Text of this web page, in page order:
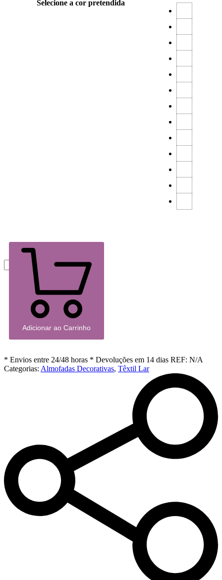
Selecione a cor pretendida
Adicionar ao Carrinho
* Envios entre 24/48 horas * Devoluções em 14 dias REF: N/A
Categorias: Almofadas Decorativas, Têxtil Lar